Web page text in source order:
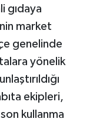
gıdaya
market
genelinde
yönelik
ekipleri,
kullanma